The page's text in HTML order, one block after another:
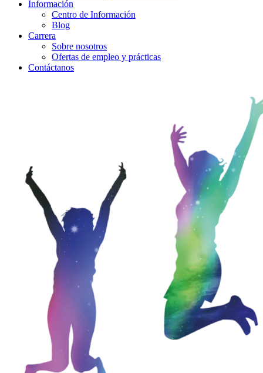
Información
Centro de Información
Blog
Carrera
Sobre nosotros
Ofertas de empleo y prácticas
Contáctanos